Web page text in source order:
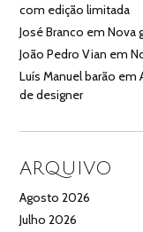
com edição limitada
José Branco emNova
João Pedro Vian em
Luís Manuel barão em
de designer
ARQUIVO
Agosto 2026
Julho 2026